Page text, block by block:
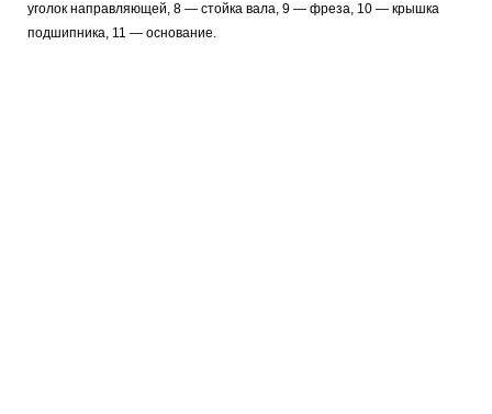
уголок направляющей, 8 — стойка вала, 9 — фреза, 10 — крышка
подшипника, 11 — основание.